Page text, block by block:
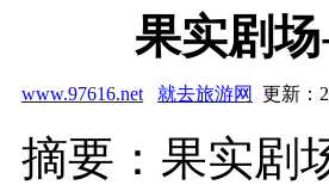
果实剧
www.97616.net 就去旅游网 更新：
摘要：果实剧